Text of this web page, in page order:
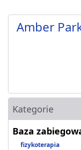
Amber
Kategorie
Baza
fizykoterapia